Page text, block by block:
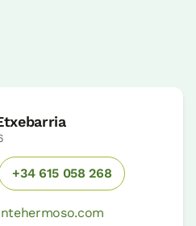
+34 615 058 268